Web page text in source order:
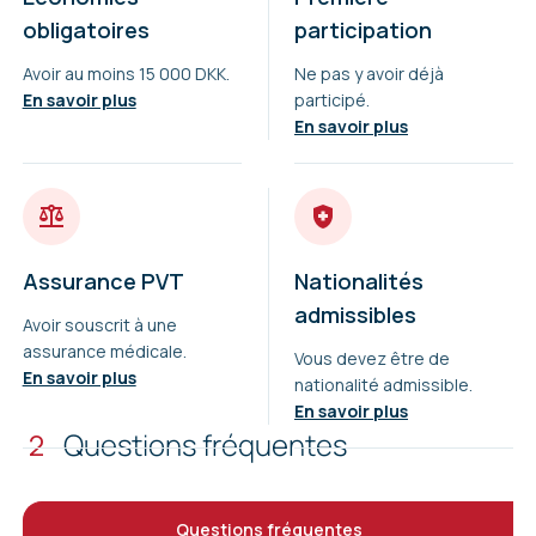
obligatoires
Avoir au moins 15 000 DKK.
En savoir plus
participation
Ne pas y avoir déjà
participé.
En savoir plus
Assurance PVT
Avoir souscrit à une
assurance médicale.
En savoir plus
Nationalités
admissibles
Vous devez être de
nationalité admissible.
En savoir plus
2 Questions fréquentes
Questions fréquentes